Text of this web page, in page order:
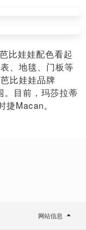
比娃娃配色看起
、地毯、门板等
比娃娃品牌
。目前，玛莎拉蒂
Macan。
网站信息